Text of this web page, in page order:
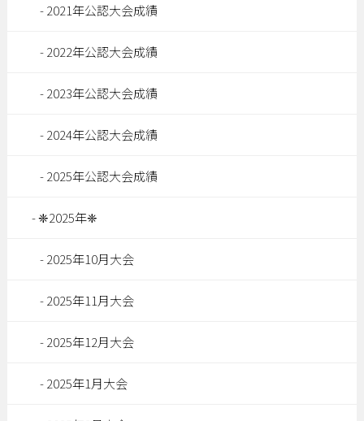
2021年公認大会成績
2022年公認大会成績
2023年公認大会成績
2024年公認大会成績
2025年公認大会成績
❈2025年❈
2025年10月大会
2025年11月大会
2025年12月大会
2025年1月大会